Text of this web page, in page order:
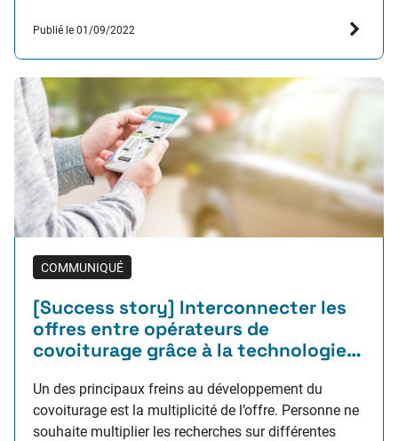
« Agilité et Fidélité des Simulations » (AFS), 4è projet
Publié le 01/09/2022
COMMUNIQUÉ
[Success story] Interconnecter les
offres entre opérateurs de
covoiturage grâce à la technologie
Un des principaux freins au développement du
covoiturage est la multiplicité de l’offre. Personne ne
souhaite multiplier les recherches sur différentes